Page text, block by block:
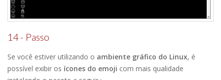
14 - Passo
Se você estiver utilizando o ambiente gráfico do Linux, é
possível exibir os ícones do emoji com mais qualidade